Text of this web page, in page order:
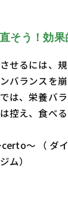
そう！効
せるには、
バランスを
は、栄養バ
控え、食べ
～ （ ダ
ム）